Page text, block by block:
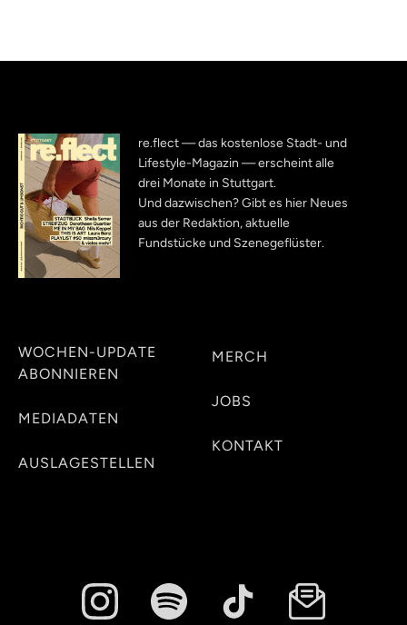
re.flect — das kostenlose Stadt- und
Lifestyle-Magazin — erscheint alle
drei Monate in Stuttgart.
Und dazwischen? Gibt es hier Neues
aus der Redaktion, aktuelle
Fundstücke und Szenegeflüster.
WOCHEN-UPDATE
ABONNIEREN
MEDIADATEN
AUSLAGESTELLEN
MERCH
JOBS
KONTAKT